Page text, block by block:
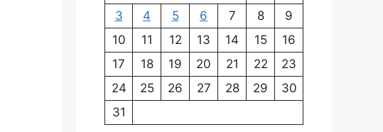
3
4 5 6 7 8
9
10
11 12 13 14 15
16
17
18 19 20 21 22
23
24
25 26 27 28 29
30
31